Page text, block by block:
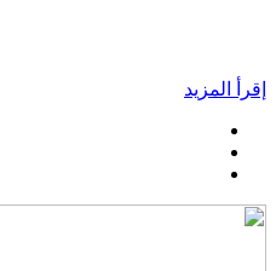
إقرأ المزيد